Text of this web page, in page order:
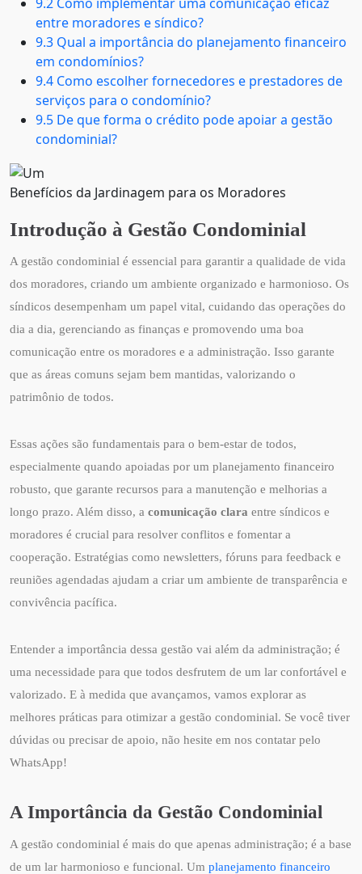
entre moradores e síndico?
9.3 Qual a importância do planejamento financeiro
em condomínios?
9.4 Como escolher fornecedores e prestadores de
serviços para o condomínio?
9.5 De que forma o crédito pode apoiar a gestão
condominial?
Benefícios da Jardinagem para os Moradores
Introdução à Gestão Condominial
A gestão condominial é essencial para garantir a qualidade de vida
dos moradores, criando um ambiente organizado e harmonioso. Os
síndicos desempenham um papel vital, cuidando das operações do
dia a dia, gerenciando as finanças e promovendo uma boa
comunicação entre os moradores e a administração. Isso garante
que as áreas comuns sejam bem mantidas, valorizando o
patrimônio de todos.
Essas ações são fundamentais para o bem-estar de todos,
especialmente quando apoiadas por um planejamento financeiro
robusto, que garante recursos para a manutenção e melhorias a
longo prazo. Além disso, a comunicação clara entre síndicos e
moradores é crucial para resolver conflitos e fomentar a
cooperação. Estratégias como newsletters, fóruns para feedback e
reuniões agendadas ajudam a criar um ambiente de transparência e
convivência pacífica.
Entender a importância dessa gestão vai além da administração; é
uma necessidade para que todos desfrutem de um lar confortável e
valorizado. E à medida que avançamos, vamos explorar as
melhores práticas para otimizar a gestão condominial. Se você tiver
dúvidas ou precisar de apoio, não hesite em nos contatar pelo
WhatsApp!
A Importância da Gestão Condominial
A gestão condominial é mais do que apenas administração; é a base
de um lar harmonioso e funcional. Um planejamento financeiro